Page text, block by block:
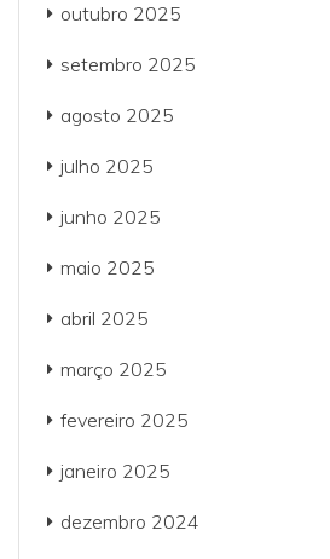
outubro 2025
setembro 2025
agosto 2025
julho 2025
junho 2025
maio 2025
abril 2025
março 2025
fevereiro 2025
janeiro 2025
dezembro 2024